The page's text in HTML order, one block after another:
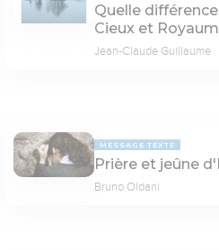
Quelle
Cieux et
Jean-Claude Guillaume
MESSAGE TEXTE
Prière et jeûne
Bruno Oldani